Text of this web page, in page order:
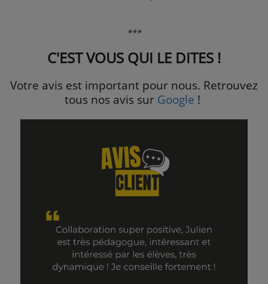
***
C'EST VOUS QUI LE DITES !
Votre avis est important pour nous. Retrouvez
tous nos avis sur Google !